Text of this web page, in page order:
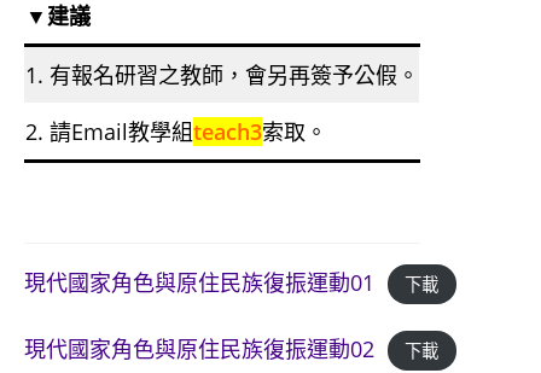
▼建議
1. 有報名研習之教師，會另再簽予公假。
2. 請Email教學組teach3索取。
現代國家角色與原住民族復振運動01 下載
現代國家角色與原住民族復振運動02 下載